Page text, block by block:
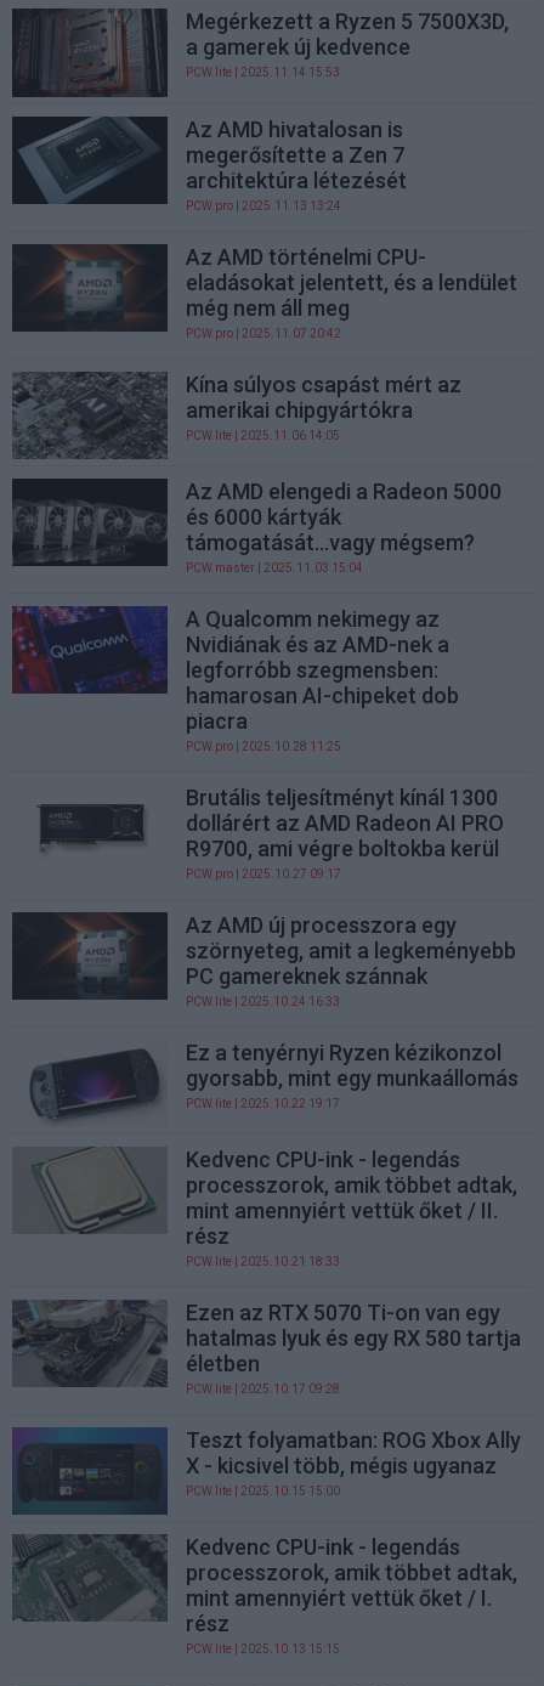
Megérkezett a Ryzen 5 7500X3D,
a gamerek új kedvence
PCW.lite | 2025.11.14 15:53
Az AMD hivatalosan is
megerősítette a Zen 7
architektúra létezését
PCW.pro | 2025.11.13 13:24
Az AMD történelmi CPU-
eladásokat jelentett, és a lendület
még nem áll meg
PCW.pro | 2025.11.07 20:42
Kína súlyos csapást mért az
amerikai chipgyártókra
PCW.lite | 2025.11.06 14:05
Az AMD elengedi a Radeon 5000
és 6000 kártyák
támogatását...vagy mégsem?
PCW.master | 2025.11.03 15:04
A Qualcomm nekimegy az
Nvidiának és az AMD-nek a
legforróbb szegmensben:
hamarosan AI-chipeket dob
piacra
PCW.pro | 2025.10.28 11:25
Brutális teljesítményt kínál 1300
dollárért az AMD Radeon AI PRO
R9700, ami végre boltokba kerül
PCW.pro | 2025.10.27 09:17
Az AMD új processzora egy
szörnyeteg, amit a legkeményebb
PC gamereknek szánnak
PCW.lite | 2025.10.24 16:33
Ez a tenyérnyi Ryzen kézikonzol
gyorsabb, mint egy munkaállomás
PCW.lite | 2025.10.22 19:17
Kedvenc CPU-ink - legendás
processzorok, amik többet adtak,
mint amennyiért vettük őket / II.
rész
PCW.lite | 2025.10.21 18:33
Ezen az RTX 5070 Ti-on van egy
hatalmas lyuk és egy RX 580 tartja
életben
PCW.lite | 2025.10.17 09:28
Teszt folyamatban: ROG Xbox Ally
X - kicsivel több, mégis ugyanaz
PCW.lite | 2025.10.15 15:00
Kedvenc CPU-ink - legendás
processzorok, amik többet adtak,
mint amennyiért vettük őket / I.
rész
PCW.lite | 2025.10.13 15:15